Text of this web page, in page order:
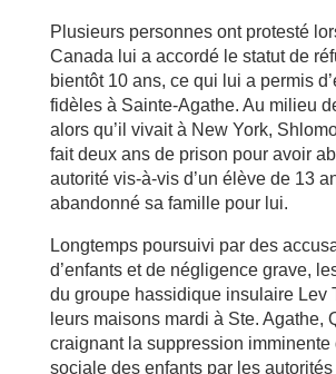
Plusieurs personnes ont protesté
Canada lui a accordé le statut de
bientôt 10 ans, ce qui lui a permis
fidèles à Sainte-Agathe. Au milieu
alors qu’il vivait à New York,
fait deux ans de prison pour avoir
autorité vis-à-vis d’un élève de 13
abandonné sa famille pour lui.
Longtemps poursuivi par des
d’enfants et de négligence grave,
du groupe hassidique insulaire Lev
leurs maisons mardi à Ste. Agathe,
craignant la suppression imminente
sociale des enfants par les